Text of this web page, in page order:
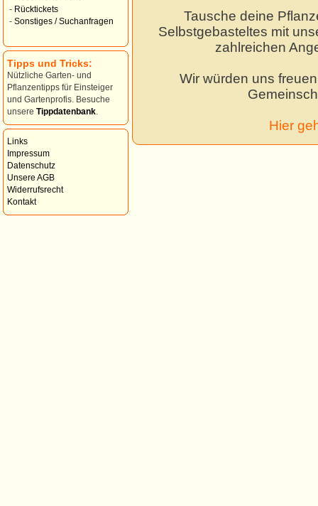
- Rücktickets
- Sonstiges / Suchanfragen
Tipps und Tricks:
Nützliche Garten- und
Pflanzentipps für Einsteiger
und Gartenprofis. Besuche
unsere Tippdatenbank
Links
Impressum
Datenschutz
Unsere AGB
Widerrufsrecht
Kontakt
Tausche deine
Selbstgebasteltes mit
zahlreichen
Wir würden uns
Hier